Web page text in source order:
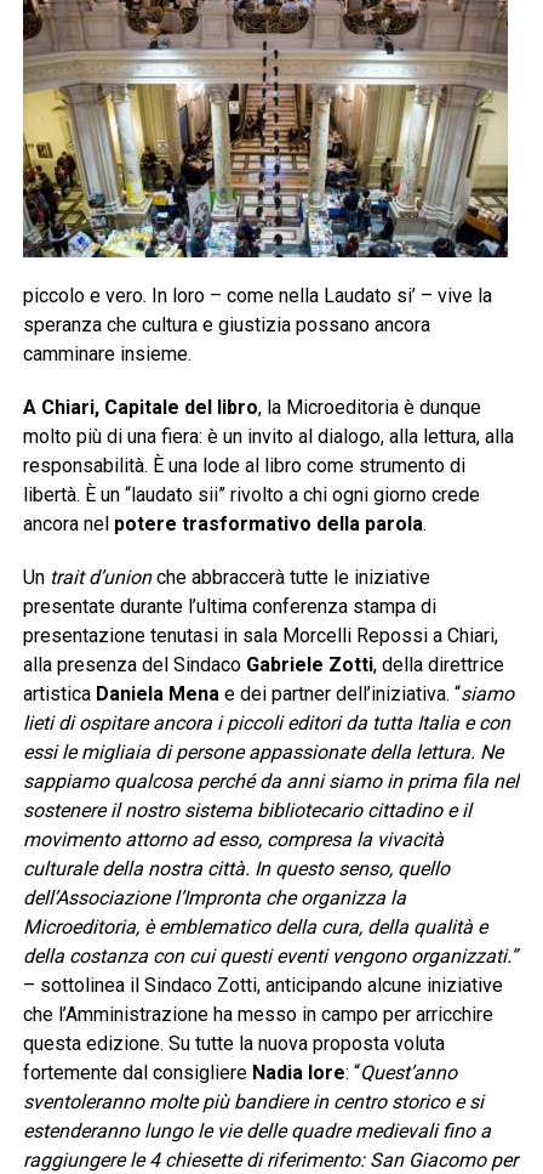
piccolo e vero. In loro – come nella Laudato si’ – vive la
speranza che cultura e giustizia possano ancora
camminare insieme.
A Chiari, Capitale del libro, la Microeditoria è dunque
molto più di una fiera: è un invito al dialogo, alla lettura, alla
responsabilità. È una lode al libro come strumento di
libertà. È un “laudato sii” rivolto a chi ogni giorno crede
ancora nel potere trasformativo della parola.
Un trait d’unionche abbraccerà tutte le iniziative
presentate durante l’ultima conferenza stampa di
presentazione tenutasi in sala Morcelli Repossi a Chiari,
alla presenza del Sindaco Gabriele Zotti, della direttrice
artistica Daniela Menae dei partner dell’iniziativa. “siamo
lieti di ospitare ancora i piccoli editori da tutta Italia e con
essi le migliaia di persone appassionate della lettura. Ne
sappiamo qualcosa perché da anni siamo in prima fila nel
sostenere il nostro sistema bibliotecario cittadino e il
movimento attorno ad esso, compresa la vivacità
culturale della nostra città. In questo senso, quello
dell’Associazione l’Impronta che organizza la
Microeditoria, è emblematico della cura, della qualità e
della costanza con cui questi eventi vengono organizzati.”
– sottolinea il Sindaco Zotti, anticipando alcune iniziative
che l’Amministrazione ha messo in campo per arricchire
questa edizione. Su tutte la nuova proposta voluta
fortemente dal consigliere Nadia Iore: “Quest’anno
sventoleranno molte più bandiere in centro storico e si
estenderanno lungo le vie delle quadre medievali fino a
raggiungere le 4 chiesette di riferimento: San Giacomo per